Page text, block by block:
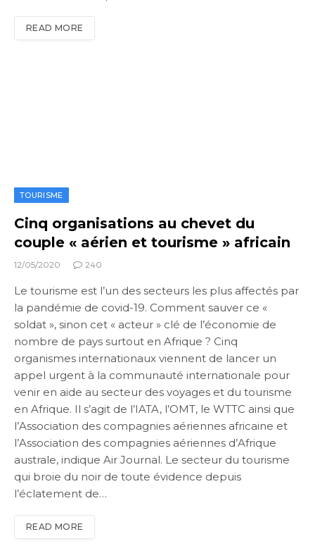
READ MORE
TOURISME
Cinq organisations au chevet du
couple « aérien et tourisme » africain
12/05/2020 240
Le tourisme est l’un des secteurs les plus affectés par
la pandémie de covid-19. Comment sauver ce «
soldat », sinon cet « acteur » clé de l’économie de
nombre de pays surtout en Afrique ? Cinq
organismes internationaux viennent de lancer un
appel urgent à la communauté internationale pour
venir en aide au secteur des voyages et du tourisme
en Afrique. Il s’agit de l’IATA, l’OMT, le WTTC ainsi que
l’Association des compagnies aériennes africaine et
l’Association des compagnies aériennes d’Afrique
australe, indique Air Journal. Le secteur du tourisme
qui broie du noir de toute évidence depuis
l’éclatement de…
READ MORE